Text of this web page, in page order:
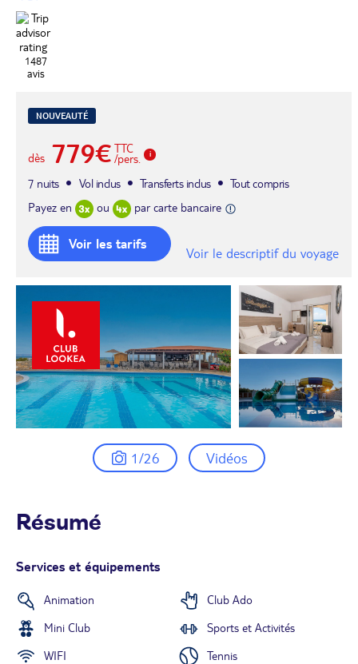
1487
avis
NOUVEAUTÉ
dès 779€ TTC
/pers.
7 nuits
Vol inclus Transferts inclus
Tout compris
Payez en
ou par carte bancaire
Voir les tarifs
Voir le descriptif du voyage
1/26 Vidéos
Résumé
Services et équipements
Animation
Club Ado
Mini Club
Sports et Activités
WIFI
Tennis